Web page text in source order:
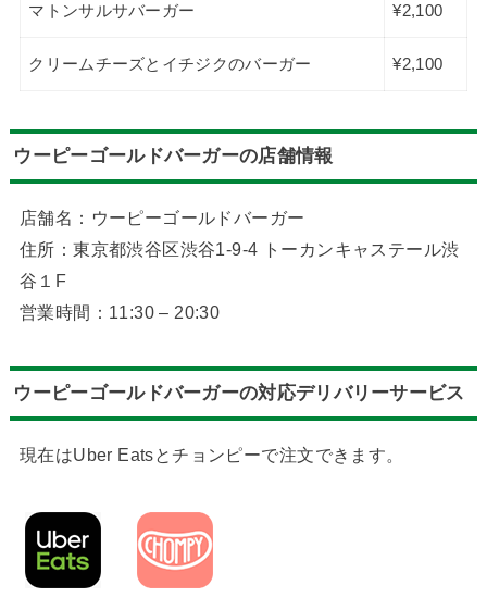
マトンサルサバーガー ¥2,100
クリームチーズとイチジクのバーガー ¥2,100
ウーピーゴールドバーガーの店舗情報
店舗名：ウーピーゴールドバーガー
住所：東京都渋谷区渋谷1-9-4 トーカンキャステール渋
谷１F
営業時間：11:30 – 20:30
ウーピーゴールドバーガーの対応デリバリーサービス
現在はUber Eatsとチョンピーで注文できます。